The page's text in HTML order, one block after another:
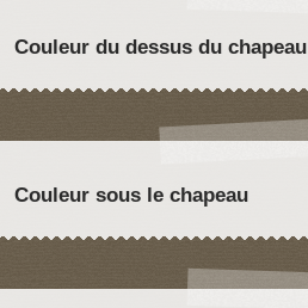
Couleur du dessus du chapeau
Couleur sous le chapeau